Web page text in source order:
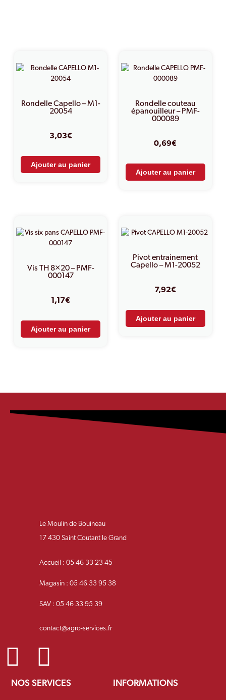
Rondelle Capello – M1-
20054
3,03€
Ajouter au panier
Rondelle couteau
épanouilleur – PMF-
000089
0,69€
Ajouter au panier
Vis TH 8×20 – PMF-
000147
1,17€
Ajouter au panier
Pivot entrainement
Capello – M1-20052
7,92€
Ajouter au panier
Le Moulin de Bouineau
17 430 Saint Coutant le Grand
Accueil : 05 46 33 23 45
Magasin : 05 46 33 95 38
SAV : 05 46 33 95 39
contact@agro-services.fr
NOS SERVICES INFORMATIONS